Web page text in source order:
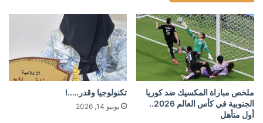
ملخص مباراة المكسيك ضد كوريا
الجنوبية في كأس العالم 2026..
أول متأهل
تكنولوجيا وقدر…..!
يونيو 14, 2026